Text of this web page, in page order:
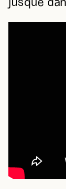
jusque